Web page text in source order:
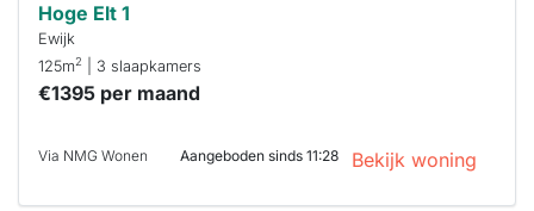
Hoge Elt 1
Ewijk
125m2 | 3 slaapkamers
€1395 per maand
Via NMG Wonen Aangeboden sinds 11:28 Bekijk woning